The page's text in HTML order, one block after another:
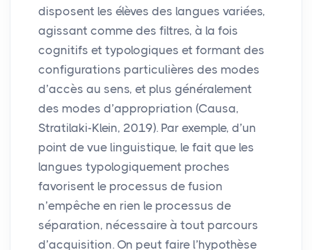
disposent les élèves des langues variées,
agissant comme des filtres, à la fois
cognitifs et typologiques et formant des
configurations particulières des modes
d’accès au sens, et plus généralement
des modes d’appropriation (Causa,
Stratilaki-Klein, 2019). Par exemple, d’un
point de vue linguistique, le fait que les
langues typologiquement proches
favorisent le processus de fusion
n’empêche en rien le processus de
séparation, nécessaire à tout parcours
d’acquisition. On peut faire l’hypothèse